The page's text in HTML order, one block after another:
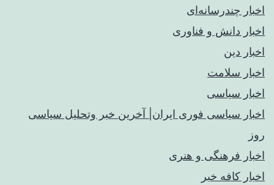
اخبار چندرسانه‌ای
اخبار دانش و فناوری
اخبار دین
اخبار سلامت
اخبار سیاسی
اخبار سیاسی فوری ایران| آخرین خبر وتحلیل سیاسی
روز
اخبار فرهنگی و هنری
اخبار کافه خبر